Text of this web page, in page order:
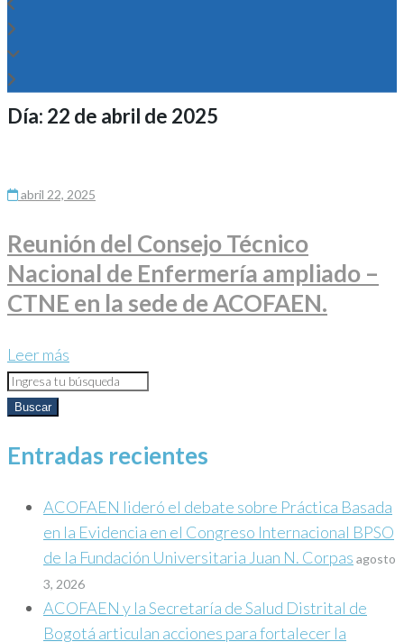
Día: 22 de abril de 2025
abril 22, 2025
Reunión del Consejo Técnico
Nacional de Enfermería ampliado –
CTNE en la sede de ACOFAEN.
Leer más
Search
for:
Buscar
Entradas recientes
ACOFAEN lideró el debate sobre Práctica Basada
en la Evidencia en el Congreso Internacional BPSO
de la Fundación Universitaria Juan N. Corpas agosto
3, 2026
ACOFAEN y la Secretaría de Salud Distrital de
Bogotá articulan acciones para fortalecer la